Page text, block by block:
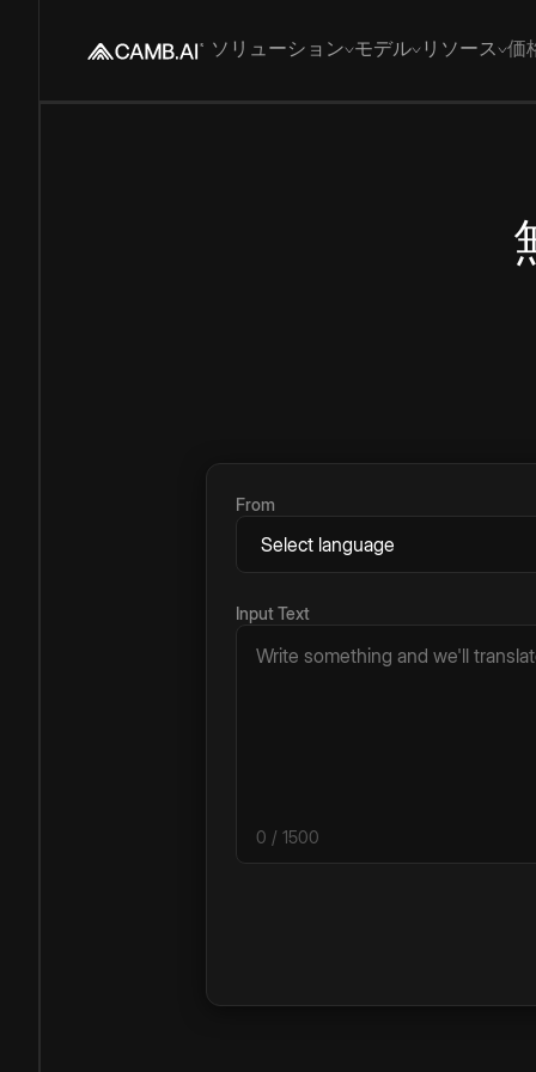
ソリューション モデル リソース 価
From
Input Text
0 / 1500